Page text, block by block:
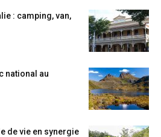
: camping, van,
national au
de vie en synergie